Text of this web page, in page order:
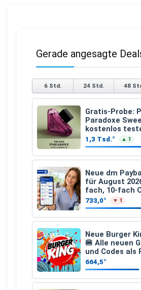
Gerade angesagte
6 Std. 24 Std. 48
Gratis-Probe:
Paradoxe
kostenlos
1,3 Tsd.° ▲ 1
Neue dm
für August
fach, 10-fach
den gesamten
€
733,0° ▼ 1
Neue Burger
🍔 Alle neuen
und Codes als
25.07.2026 bis
664,5°